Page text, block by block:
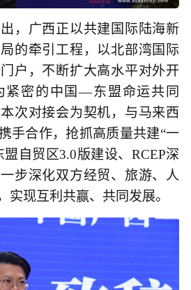
，广西正以共建国际陆海新
的牵引工程，以北部湾国际
户，不断扩大高水平对外开
紧密的中国—东盟命运共同
次对接会为契机，与马来西
手合作，抢抓高质量共建“一
自贸区3.0版建设、RCEP深
步深化双方经贸、旅游、人
实现互利共赢、共同发展。